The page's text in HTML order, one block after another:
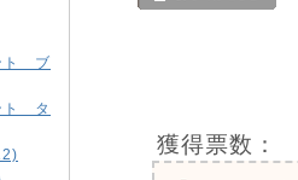
ト ブ
ト タ
獲得票数：